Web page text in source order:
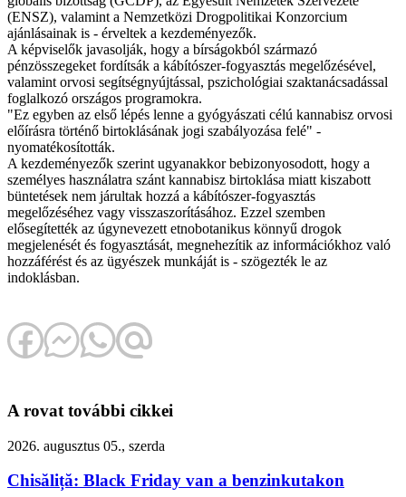
(ENSZ), valamint a Nemzetközi Drogpolitikai Konzorcium
ajánlásainak is - érveltek a kezdeményezők.
A képviselők javasolják, hogy a bírságokból származó
pénzösszegeket fordítsák a kábítószer-fogyasztás megelőzésével,
valamint orvosi segítségnyújtással, pszichológiai szaktanácsadással
foglalkozó országos programokra.
"Ez egyben az első lépés lenne a gyógyászati célú kannabisz orvosi
előírásra történő birtoklásának jogi szabályozása felé" -
nyomatékosították.
A kezdeményezők szerint ugyanakkor bebizonyosodott, hogy a
személyes használatra szánt kannabisz birtoklása miatt kiszabott
büntetések nem járultak hozzá a kábítószer-fogyasztás
megelőzéséhez vagy visszaszorításához. Ezzel szemben
elősegítették az úgynevezett etnobotanikus könnyű drogok
megjelenését és fogyasztását, megnehezítik az információkhoz való
hozzáférést és az ügyészek munkáját is - szögezték le az
indoklásban.
A rovat további cikkei
2026. augusztus 05., szerda
Chisăliță: Black Friday van a benzinkutakon